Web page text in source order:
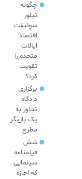
چگونه
تیلور
سوئیفت
اقتصاد
ایالات
متحده را
تقویت
کرد؟
برگزاری
دادگاه
تجاوز به
یک بازیگر
مطرح
شش
فیلمنامه
سینمایی
که اجازه